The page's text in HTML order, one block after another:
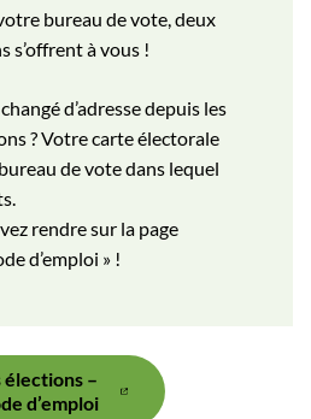
bureau de vote, deux
s’offrent à vous !
d’adresse depuis les
? Votre carte électorale
de vote dans lequel
rendre sur la page
d’emploi » !
élections –
d’emploi